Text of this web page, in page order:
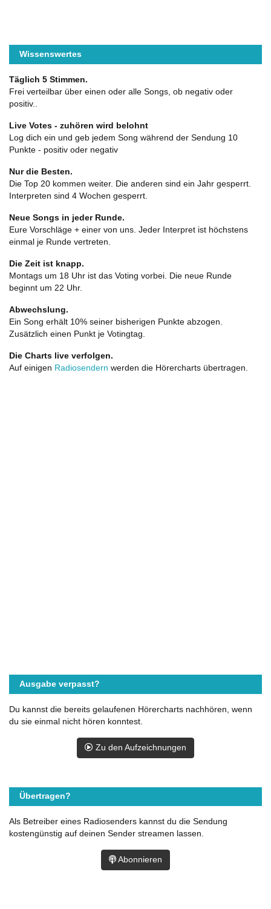
Wissenswertes
Täglich 5 Stimmen.
Frei verteilbar über einen oder alle Songs, ob negativ oder
positiv..
Live Votes - zuhören wird belohnt
Log dich ein und geb jedem Song während der Sendung 10
Punkte - positiv oder negativ
Nur die Besten.
Die Top 20 kommen weiter. Die anderen sind ein Jahr gesperrt.
Interpreten sind 4 Wochen gesperrt.
Neue Songs in jeder Runde.
Eure Vorschläge + einer von uns. Jeder Interpret ist höchstens
einmal je Runde vertreten.
Die Zeit ist knapp.
Montags um 18 Uhr ist das Voting vorbei. Die neue Runde
beginnt um 22 Uhr.
Abwechslung.
Ein Song erhält 10% seiner bisherigen Punkte abzogen.
Zusätzlich einen Punkt je Votingtag.
Die Charts live verfolgen.
Auf einigen Radiosendern werden die Hörercharts übertragen.
Ausgabe verpasst?
Du kannst die bereits gelaufenen Hörercharts nachhören, wenn
du sie einmal nicht hören konntest.
Zu den Aufzeichnungen
Übertragen?
Als Betreiber eines Radiosenders kannst du die Sendung
kostengünstig auf deinen Sender streamen lassen.
Abonnieren